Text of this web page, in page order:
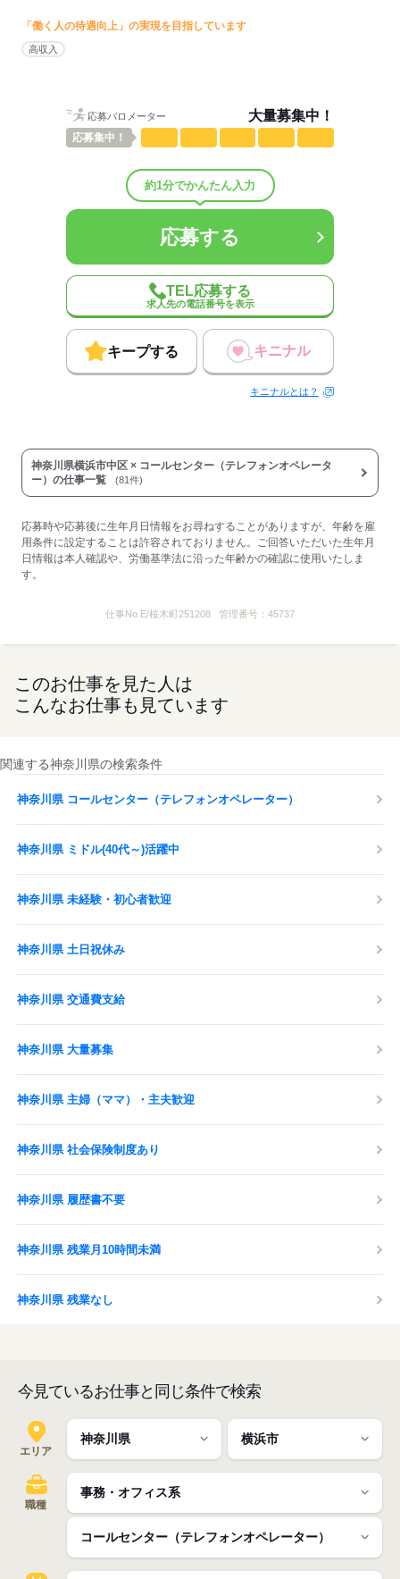
20：10 業務終了
●月に3~4日の希望休
●週休と有給を合わせて4連休も◎
→推し活やライブ、
趣味の予定もあきらめなくてOK！
プライベートとの両立も◎
応募する
お問い合わせ対応
男女比（男4：女6）
事業内容#8月スタート #9月スタート #10月スタート #短期 #審査
#英語 #書類チェック #補助金 #SV #大量募集
応募する
「働く人の待遇向上」の実現を目指しています
高収入
応募バロメーター 大量募集中！
応募集中！
約1分でかんたん入力
応募する
TEL応募する
求人先の電話番号を表示
キープする キニナル
キニナルとは？
神奈川県横浜市中区 × コールセンター（テレフォンオペレータ
ー）の仕事一覧
(81件)
応募時や応募後に生年月日情報をお尋ねすることがありますが、年齢を雇
用条件に設定することは許容されておりません。ご回答いただいた生年月
日情報は本人確認や、労働基準法に沿った年齢かの確認に使用いたしま
す。
仕事No. E/桜木町251208 管理番号：45737
このお仕事を見た人は
こんなお仕事も見ています
関連する神奈川県の検索条件
神奈川県 コールセンター（テレフォンオペレーター）
神奈川県 ミドル(40代～)活躍中
神奈川県 未経験・初心者歓迎
神奈川県 土日祝休み
神奈川県 交通費支給
神奈川県 大量募集
神奈川県 主婦（ママ）・主夫歓迎
神奈川県 社会保険制度あり
神奈川県 履歴書不要
神奈川県 残業月10時間未満
神奈川県 残業なし
今見ているお仕事と同じ条件で検索
エリア
職種